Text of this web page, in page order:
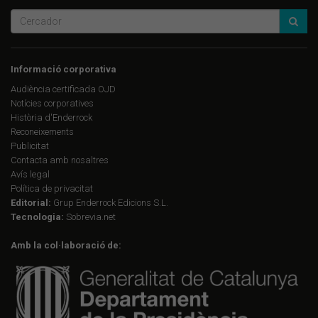
Informació corporativa
Audiència certificada OJD
Notícies corporatives
Història d'Enderrock
Reconeixements
Publicitat
Contacta amb nosaltres
Avís legal
Política de privacitat
Editorial: Grup Enderrock Edicions S.L.
Tecnologia: Sobrevia.net
Amb la col·laboració de: